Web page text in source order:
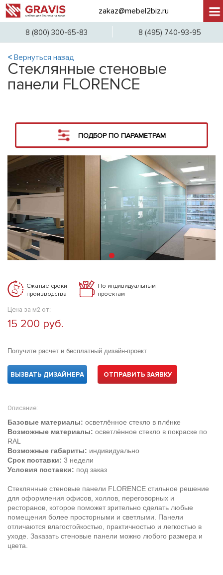
+7
zakaz@mebel2biz.ru
8 (800) 300-65-83 8 (495) 740-93-95
< Вернуться назад
Стеклянные стеновые
панели FLORENCE
ПОДБОР ПО ПАРАМЕТРАМ
Сжатые сроки
производства
По индивидуальным
проектам
Цена за м2 от:
15 200 руб.
Получите расчет и бесплатный дизайн-проект
ВЫЗВАТЬ ДИЗАЙНЕРА ОТПРАВИТЬ ЗАЯВКУ
Описание:
Базовые материалы: осветлённое стекло в плёнке
Возможные материалы: осветлённое стекло в покраске по
RAL
Возможные габариты: индивидуально
Срок поставки: 3 недели
Условия поставки: под заказ
Стеклянные стеновые панели FLORENCE стильное решение
для оформления офисов, холлов, переговорных и
ресторанов, которое поможет зрительно сделать любые
помещения более просторными и светлыми. Панели
отличаются влагостойкостью, практичностью и легкостью в
уходе. Заказать стеновые панели можно любого размера и
цвета.